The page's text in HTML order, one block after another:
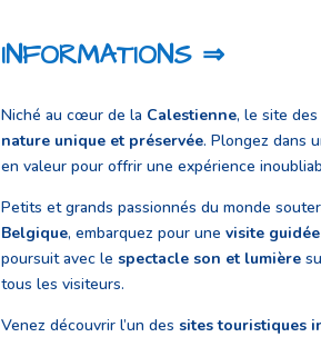
INFORMATIONS ⇒
Niché au cœur de la Calestienne, le site des
nature unique et préservée. Plongez dans
en valeur pour offrir une expérience
Petits et grands passionnés du monde
Belgique, embarquez pour unevisite
poursuit avec lespectacle son et lumière
tous les visiteurs.
Venez découvrir l’un dessites touristiques